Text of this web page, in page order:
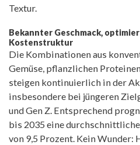
Textur.
Bekannter Geschmack,
Kostenstruktur
Die Kombinationen aus
Gemüse, pflanzlichen
steigen kontinuierlich in der
insbesondere bei jüngeren
und Gen Z. Entsprechend
bis 2035 eine
von 9,5 Prozent. Kein